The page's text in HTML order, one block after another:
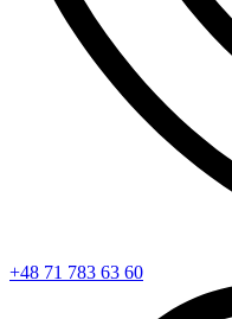
+48 71 783 63 60